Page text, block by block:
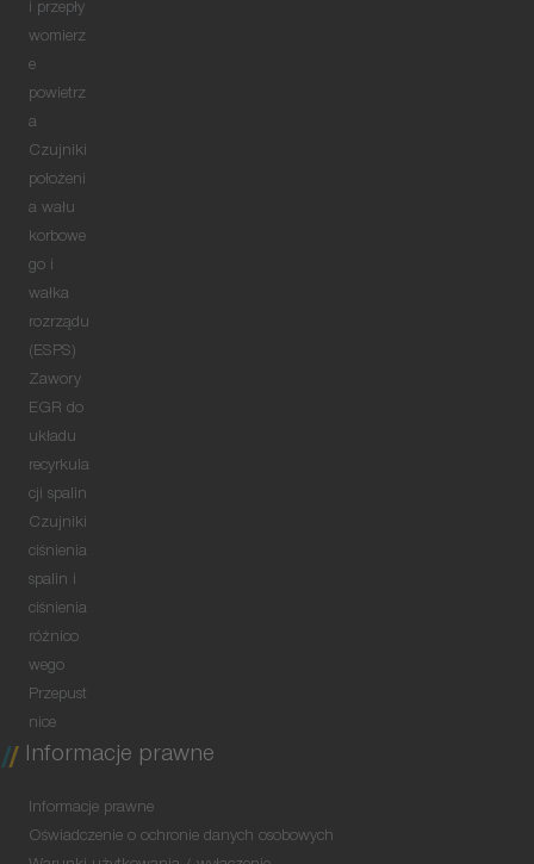
i przepły
womierz
e
powietrz
a
Czujniki
położeni
a wału
korbowe
go i
wałka
rozrządu
(ESPS)
Zawory
EGR do
układu
recyrkula
cji spalin
Czujniki
ciśnienia
spalin i
ciśnienia
różnico
wego
Przepust
nice
Informacje prawne
Informacje prawne
Oświadczenie o ochronie danych osobowych